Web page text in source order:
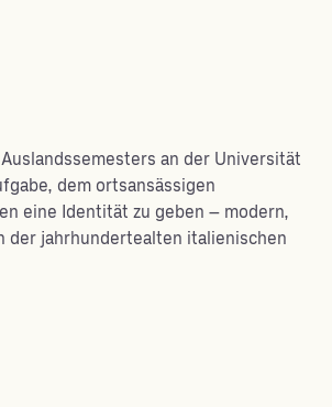
an der Universität
dem ortsansässigen
eine Identität zu geben – modern,
der jahrhundertealten italienischen